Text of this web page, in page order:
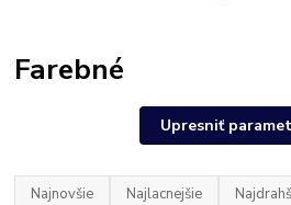
Farebné
Upresniť
Najnovšie Najlacnejšie